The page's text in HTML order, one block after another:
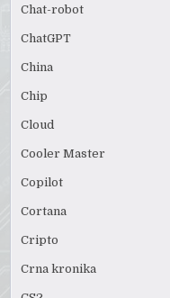
Chat-robot
ChatGPT
China
Chip
Cloud
Cooler Master
Copilot
Cortana
Cripto
Crna kronika